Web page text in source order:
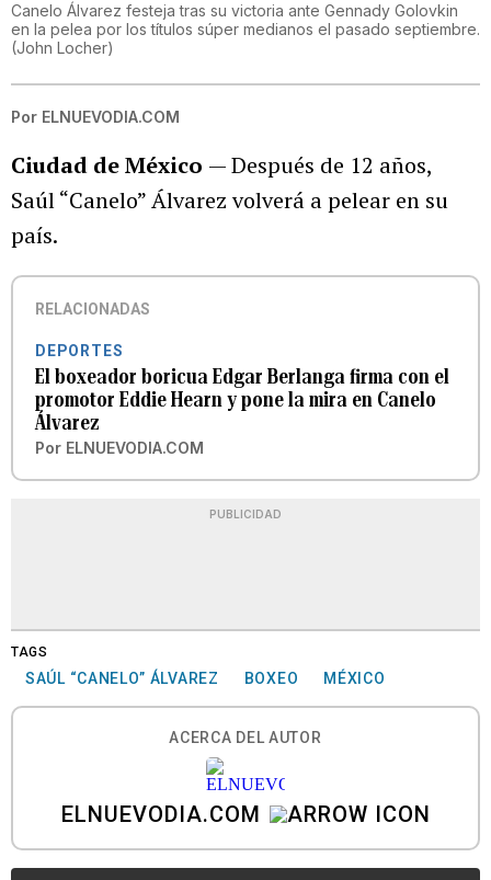
Canelo Álvarez festeja tras su victoria ante Gennady Golovkin
en la pelea por los títulos súper medianos el pasado septiembre.
(John Locher)
Por ELNUEVODIA.COM
Ciudad de México — Después de 12 años,
Saúl “Canelo” Álvarez volverá a pelear en su
país.
RELACIONADAS
DEPORTES
El boxeador boricua Edgar Berlanga firma con el
promotor Eddie Hearn y pone la mira en Canelo
Álvarez
Por ELNUEVODIA.COM
PUBLICIDAD
TAGS
SAÚL “CANELO” ÁLVAREZ BOXEO MÉXICO
ACERCA DEL AUTOR
ELNUEVODIA.COM